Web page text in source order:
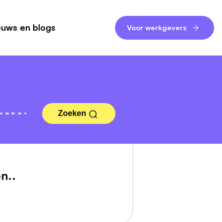
en blogs Voor werkgevers
Zoeken